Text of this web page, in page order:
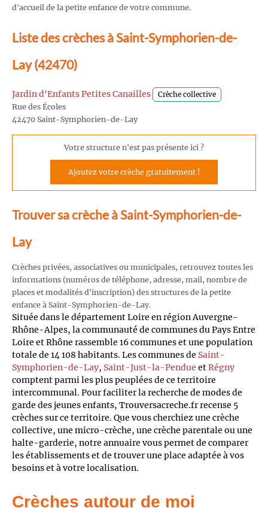
d'accueil de la petite enfance de votre commune.
Liste des crèches à Saint-Symphorien-de-
Lay (42470)
Jardin d'Enfants Petites Canailles Crèche collective
Rue des Écoles
42470 Saint-Symphorien-de-Lay
Votre structure n'est pas présente ici ?
Ajoutez votre crèche gratuitement !
Trouver sa crèche à Saint-Symphorien-de-
Lay
Crèches privées, associatives ou municipales, retrouvez toutes les
informations (numéros de téléphone, adresse, mail, nombre de
places et modalités d'inscription) des structures de la petite
enfance à Saint-Symphorien-de-Lay.
Située dans le département Loire en région Auvergne-
Rhône-Alpes, la communauté de communes du Pays Entre
Loire et Rhône rassemble 16 communes et une population
totale de 14 108 habitants. Les communes de Saint-
Symphorien-de-Lay, Saint-Just-la-Pendue etRégny
comptent parmi les plus peuplées de ce territoire
intercommunal. Pour faciliter la recherche de modes de
garde des jeunes enfants, Trouversacreche.fr recense 5
crèches sur ce territoire. Que vous cherchiez une crèche
collective, une micro-crèche, une crèche parentale ou une
halte-garderie, notre annuaire vous permet de comparer
les établissements et de trouver une place adaptée à vos
besoins et à votre localisation.
Crèches autour de moi